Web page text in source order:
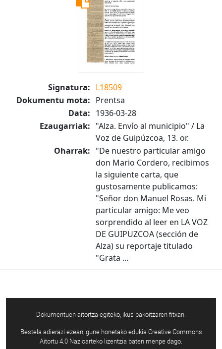
Signatura: L18509
Dokumentu mota: Prentsa
Data: 1936-03-28
Ezaugarriak: "Alza. Envío al municipio" / La
Voz de Guipúzcoa, 13. or.
Oharrak: "De nuestro particular amigo
don Mario Cordero, recibimos
la siguiente carta, que
gustosamente publicamos:
"Señor don Manuel Rosas. Mi
particular amigo: Me veo
sorprendido al leer en LA VOZ
DE GUIPUZCOA (sección de
Alza) su reportaje titulado
"Grata ...
Dokumentuen aitortza egiteko, ikus bakoitzaren fitxan.
Bestela adierazi ezean, gune honetako edukia Creative Commons
Aitortu 4.0 Nazioarteko lizentzia baten menpe dago.